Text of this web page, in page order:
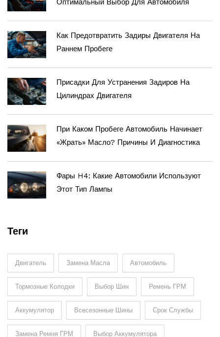
Оптимальный Выбор Для Автомобиля
Как Предотвратить Задиры Двигателя На
Раннем Пробеге
Присадки Для Устранения Задиров На
Цилиндрах Двигателя
При Каком Пробеге Автомобиль Начинает
«жрать» Масло? Причины И Диагностика
Фары H4: Какие Автомобили Используют
Этот Тип Лампы
Теги
Двигатель Замена Масла Автомобиль
Тормозные Колодки Выбор Шин Ремень ГРМ
Аккумулятор Всесезонные Шины Срок Службы
Замена Ремня ГРМ Выбор Аккумулятора